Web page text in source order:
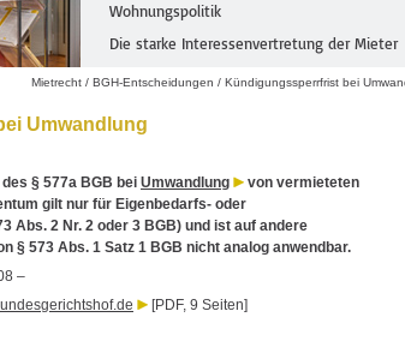
Wohnungspolitik
Die starke Interessenvertretung der Mieter
Mietrecht / BGH-Entscheidungen / Kündigungssperrfrist bei
Umwandlung
§ 577a BGB bei Umwandlung
von vermieteten
gilt nur für Eigenbedarfs- oder
Abs. 2 Nr. 2 oder 3 BGB) und ist auf andere
§ 573 Abs. 1 Satz 1 BGB nicht analog anwendbar.
–
[PDF, 9 Seiten]